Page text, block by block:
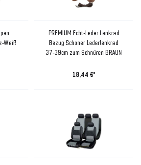
Weiß
PREMIUM Echt-Leder Lenkrad
Bezug Schoner Lederlenkrad
37-39cm zum Schnüren BRAUN
18,44 €*